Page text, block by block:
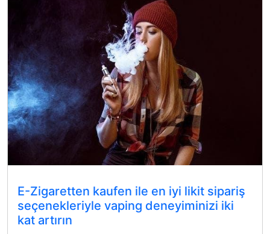
E-Zigaretten kaufen ile en iyi likit sipariş
seçenekleriyle vaping deneyiminizi iki
kat artırın